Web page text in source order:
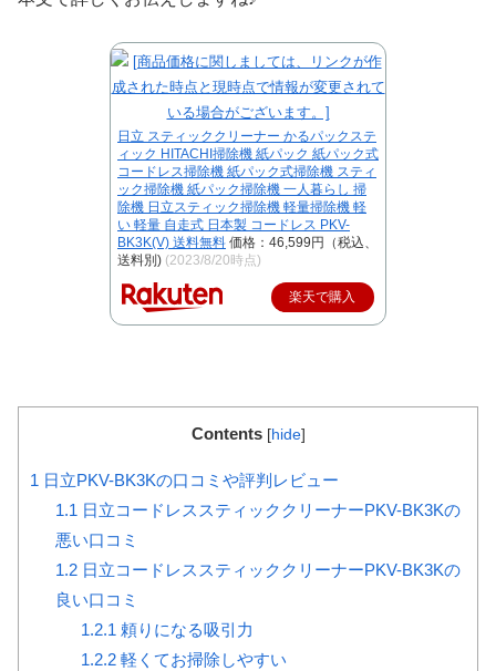
日立 スティッククリーナー かるパックステ
ィック HITACHI掃除機 紙パック 紙パック式
コードレス掃除機 紙パック式掃除機 スティ
ック掃除機 紙パック掃除機 一人暮らし 掃
除機 日立スティック掃除機 軽量掃除機 軽
い 軽量 自走式 日本製 コードレス PKV-
BK3K(V) 送料無料 価格：46,599円（税込、
送料別) (2023/8/20時点)
楽天で購入
Contents [hide]
1 日立PKV-BK3Kの口コミや評判レビュー
1.1 日立コードレススティッククリーナーPKV-BK3Kの
悪い口コミ
1.2日立コードレススティッククリーナーPKV-BK3Kの
良い口コミ
1.2.1 頼りになる吸引力
1.2.2軽くてお掃除しやすい